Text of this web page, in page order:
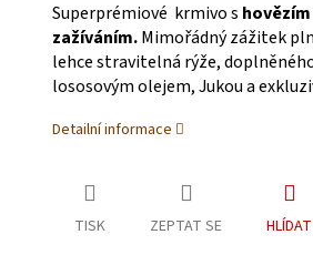
Superprémiové krmivo s
zažíváním.Mimořádný zážitek
lehce stravitelná rýže,
lososovým olejem, Jukou a
Detailní informace
TISK ZEPTAT SE HLÍDAT